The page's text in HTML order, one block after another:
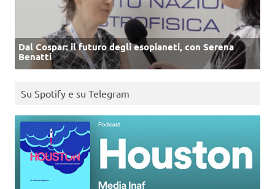
Dal Cospar: il futuro degli esopianeti, con Serena
Benatti
Su Spotify e su Telegram